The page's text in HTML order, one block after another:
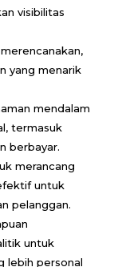
visibilitas
yang menarik
mendalam
termasuk
berbayar.
merancang
untuk
pelanggan.
untuk
lebih personal